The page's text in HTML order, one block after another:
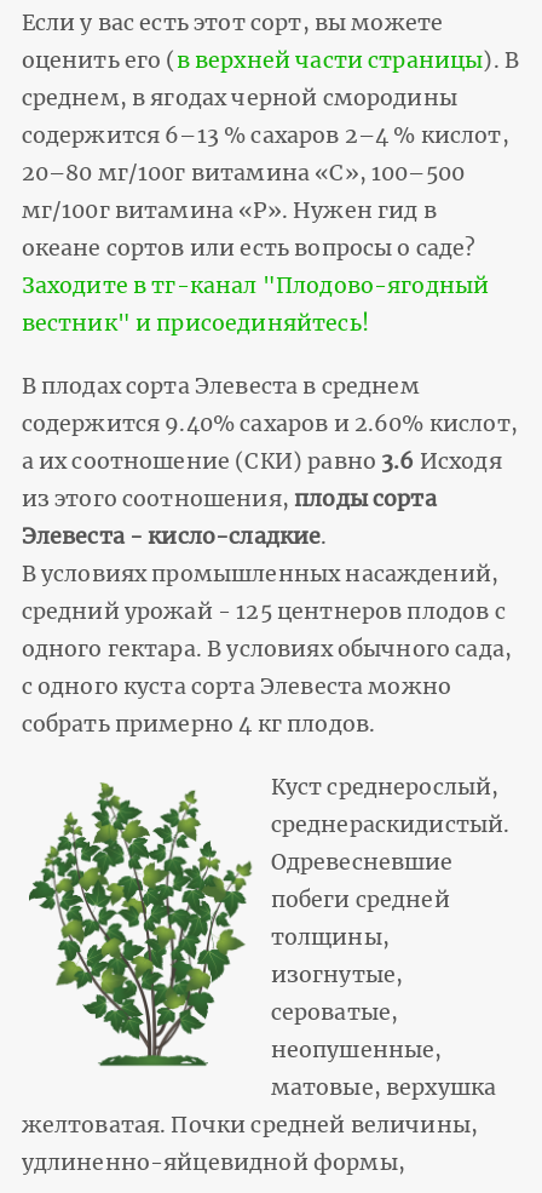
Если у вас есть этот сорт, вы можете
оценить его (в верхней части страницы). В
среднем, в ягодах черной смородины
содержится 6–13 % сахаров 2–4 % кислот,
20–80 мг/100г витамина «С», 100–500
мг/100г витамина «Р». Нужен гид в
океане сортов или есть вопросы о саде?
Заходите в тг-канал "Плодово-ягодный
вестник" и присоединяйтесь!
В плодах сорта Элевеста в среднем
содержится 9.40% сахаров и 2.60% кислот,
а их соотношение (СКИ) равно 3.6 Исходя
из этого соотношения, плоды сорта
Элевеста - кисло-сладкие.
В условиях промышленных насаждений,
средний урожай - 125 центнеров плодов с
одного гектара. В условиях обычного сада,
с одного куста сорта Элевеста можно
собрать примерно 4 кг плодов.
Куст среднерослый,
среднераскидистый.
Одревесневшие
побеги средней
толщины,
изогнутые,
сероватые,
неопушенные,
матовые, верхушка
желтоватая. Почки средней величины,
удлиненно-яйцевидной формы,